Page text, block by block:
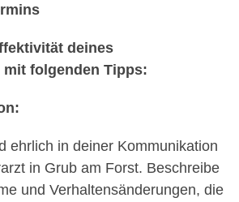
deines
folgenden Tipps:
ehrlich in deiner Kommunikation
in Grub am Forst. Beschreibe
und Verhaltensänderungen, die